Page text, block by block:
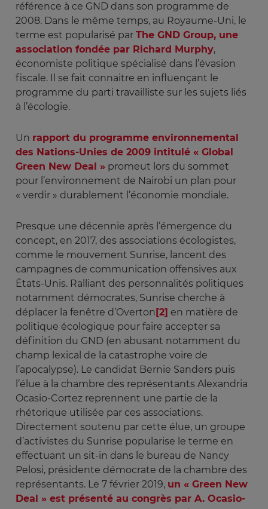
référence à ce GND dans son programme de
2008. Dans le même temps, au Royaume-Uni, le
terme est popularisé par The GND Group, une
association fondée par Richard Murphy,
économiste politique spécialisé dans l’évasion
fiscale. Il se fait connaitre en influençant le
programme du parti travailliste sur les sujets liés
à l’écologie.
Un rapport du programme environnemental
des Nations-Unies de 2009 intitulé « Global
Green New Deal » promeut lors du sommet
pour l’environnement de Nairobi un plan pour
« verdir » durablement l’économie mondiale.
Presque une décennie après l’émergence du
concept, en 2017, des associations écologistes,
comme le mouvement Sunrise, lancent des
campagnes de communication offensives aux
États-Unis. Ralliant des personnalités politiques
notamment démocrates, Sunrise cherche à
déplacer la fenêtre d’Overton[2] en matière de
politique écologique pour faire accepter sa
définition du GND (en abusant notamment du
champ lexical de la catastrophe voire de
l’apocalypse). Le candidat Bernie Sanders puis
l’élue à la chambre des représentants Alexandria
Ocasio-Cortez reprennent une partie de la
rhétorique utilisée par ces associations.
Directement soutenu par cette élue, un groupe
d’activistes du Sunrise popularise le terme en
effectuant un sit-in dans le bureau de Nancy
Pelosi, présidente démocrate de la chambre des
représentants. Le 7 février 2019, un « Green New
Deal » est présenté au congrès par A. Ocasio-